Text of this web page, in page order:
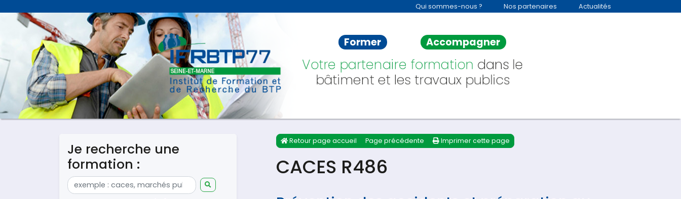
Qui sommes-nous ? Nos partenaires Actualités
Former Accompagner
Votre partenaire formation dans le
bâtiment et les travaux publics
Je recherche une
formation :
Retour page accueil Page précédente Imprimer cette page
CACES R486